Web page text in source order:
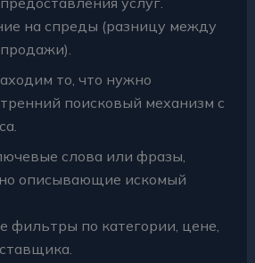
на спреды (разницу между
то, что нужно
поисковый механизм с
слова или фразы,
описывающие искомый
фильтры по категории, цене,